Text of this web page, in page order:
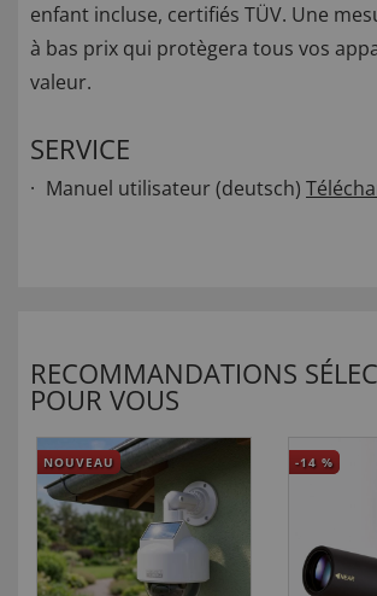
enfant incluse, certifiés TÜV. Une
à bas prix qui protègera tous vos
valeur.
SERVICE
Manuel utilisateur (deutsch)
RECOMMANDATIONS
POUR VOUS
NOUVEAU -14 %